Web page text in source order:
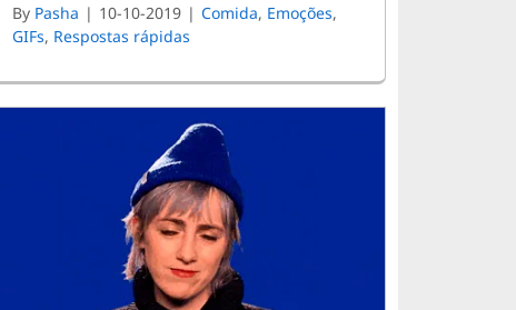
By Pasha | 10-10-2019 | Comida, Emoções,
GIFs, Respostas rápidas